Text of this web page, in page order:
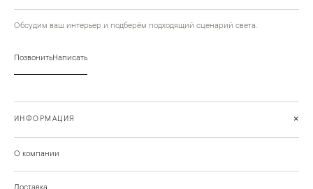
Обсудим ваш интерьер и подберём подходящий сценарий света.
ПозвонитьНаписать
ИНФОРМАЦИЯ +
О компании